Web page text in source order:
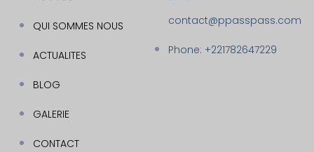
QUI SOMMES NOUS
ACTUALITES
BLOG
GALERIE
CONTACT
contact@ppasspass.com
Phone: +221782647229